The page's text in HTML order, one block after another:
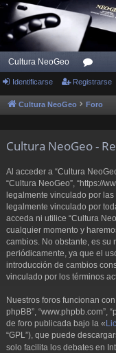
Cultura NeoGeo
or
os
Identificarse Registrarse
Cultura NeoGeo Foro
Cultura NeoGeo -
Al acceder a “Cultura
“Cultura NeoGeo”, “https://
legalmente vinculado por
legalmente vinculado por
acceda ni utilice “Cultura
cualquier momento y
cambios. No obstante, es su
periódicamente, ya que el
introducción de cambios
vinculado por los términos
Nuestros foros funcionan con
phpBB”, “www.phpbb.com”,
de foro publicada bajo la «
“GPL”), que puede
solo facilita los debates en